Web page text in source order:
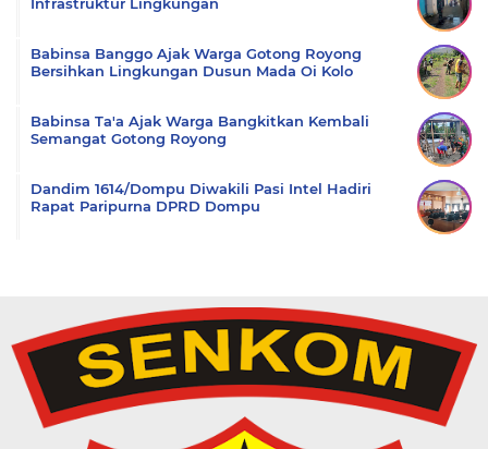
Babinsa Banggo Ajak Warga Gotong Royong
Bersihkan Lingkungan Dusun Mada Oi Kolo
Babinsa Ta'a Ajak Warga Bangkitkan Kembali
Semangat Gotong Royong
Dandim 1614/Dompu Diwakili Pasi Intel Hadiri
Rapat Paripurna DPRD Dompu